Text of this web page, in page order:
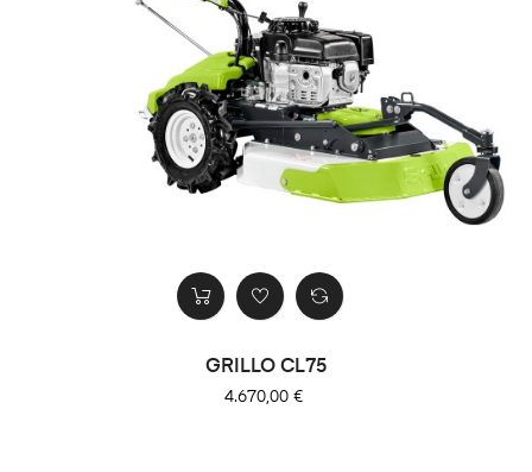
GRILLO CL75
Precio
4.670,00 €